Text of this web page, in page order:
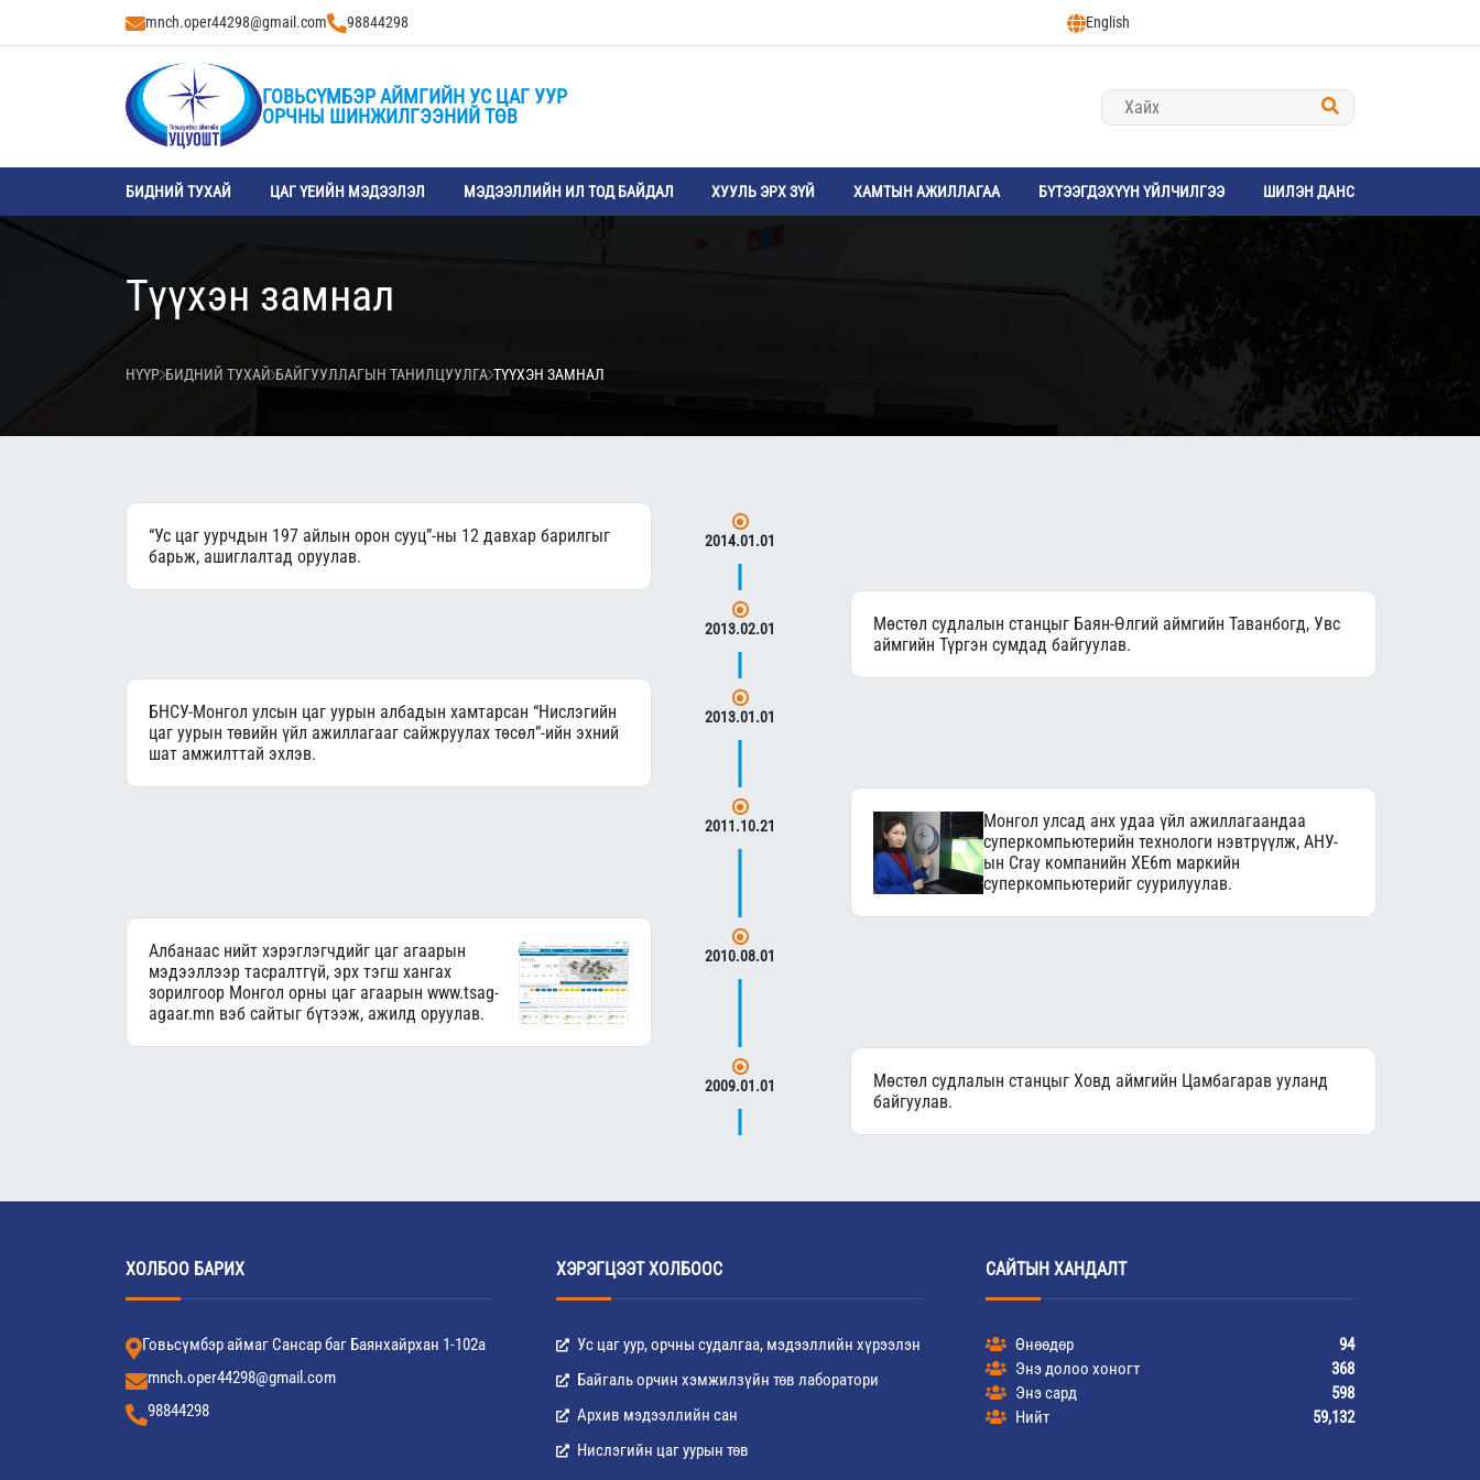
mnch.oper44298@gmail.com 98844298 English
ГОВЬСҮМБЭР АЙМГИЙН УС ЦАГ УУР
ОРЧНЫ ШИНЖИЛГЭЭНИЙ ТӨВ
БИДНИЙ ТУХАЙ ЦАГ ҮЕИЙН МЭДЭЭЛЭЛ МЭДЭЭЛЛИЙН ИЛ ТОД БАЙДАЛ ХУУЛЬ ЭРХ ЗҮЙ ХАМТЫН АЖИЛЛАГАА БҮТЭЭГДЭХҮҮН ҮЙЛЧИЛГЭЭ ШИЛЭН ДАНС
Түүхэн замнал
НҮҮР БИДНИЙ ТУХАЙ БАЙГУУЛЛАГЫН ТАНИЛЦУУЛГА ТҮҮХЭН ЗАМНАЛ
2014.01.01
“Ус цаг уурчдын 197 айлын орон сууц”-ны 12 давхар барилгыг
барьж, ашиглалтад оруулав.
2013.02.01
Мөстөл судлалын станцыг Баян-Өлгий аймгийн Таванбогд, Увс
аймгийн Түргэн сумдад байгуулав.
2013.01.01
БНСУ-Монгол улсын цаг уурын албадын хамтарсан “Нислэгийн
цаг уурын төвийн үйл ажиллагааг сайжруулах төсөл”-ийн эхний
шат амжилттай эхлэв.
2011.10.21
Монгол улсад анх удаа үйл ажиллагаандаа
суперкомпьютерийн технологи нэвтрүүлж, АНУ-
ын Cray компанийн XE6m маркийн
суперкомпьютерийг суурилуулав.
2010.08.01
Албанаас нийт хэрэглэгчдийг цаг агаарын
мэдээллээр тасралтгүй, эрх тэгш хангах
зорилгоор Монгол орны цаг агаарын www.tsag-
agaar.mn вэб сайтыг бүтээж, ажилд оруулав.
2009.01.01
Мөстөл судлалын станцыг Ховд аймгийн Цамбагарав ууланд
байгуулав.
ХОЛБОО БАРИХ
Говьсүмбэр аймаг Сансар баг Баянхайрхан 1-102а
mnch.oper44298@gmail.com
98844298
ХЭРЭГЦЭЭТ ХОЛБООС
Ус цаг уур, орчны судалгаа, мэдээллийн хүрээлэн
Байгаль орчин хэмжилзүйн төв лаборатори
Архив мэдээллийн сан
Нислэгийн цаг уурын төв
САЙТЫН ХАНДАЛТ
Өнөөдөр
94
Энэ долоо хоногт
368
Энэ сард
598
Нийт
59,132